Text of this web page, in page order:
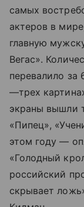
самых
актеров в
главную
Вегас».
перевалило за
—трех
экраны вышли
«Пипец»,
этом году —
«Голодный
российский
скрывает